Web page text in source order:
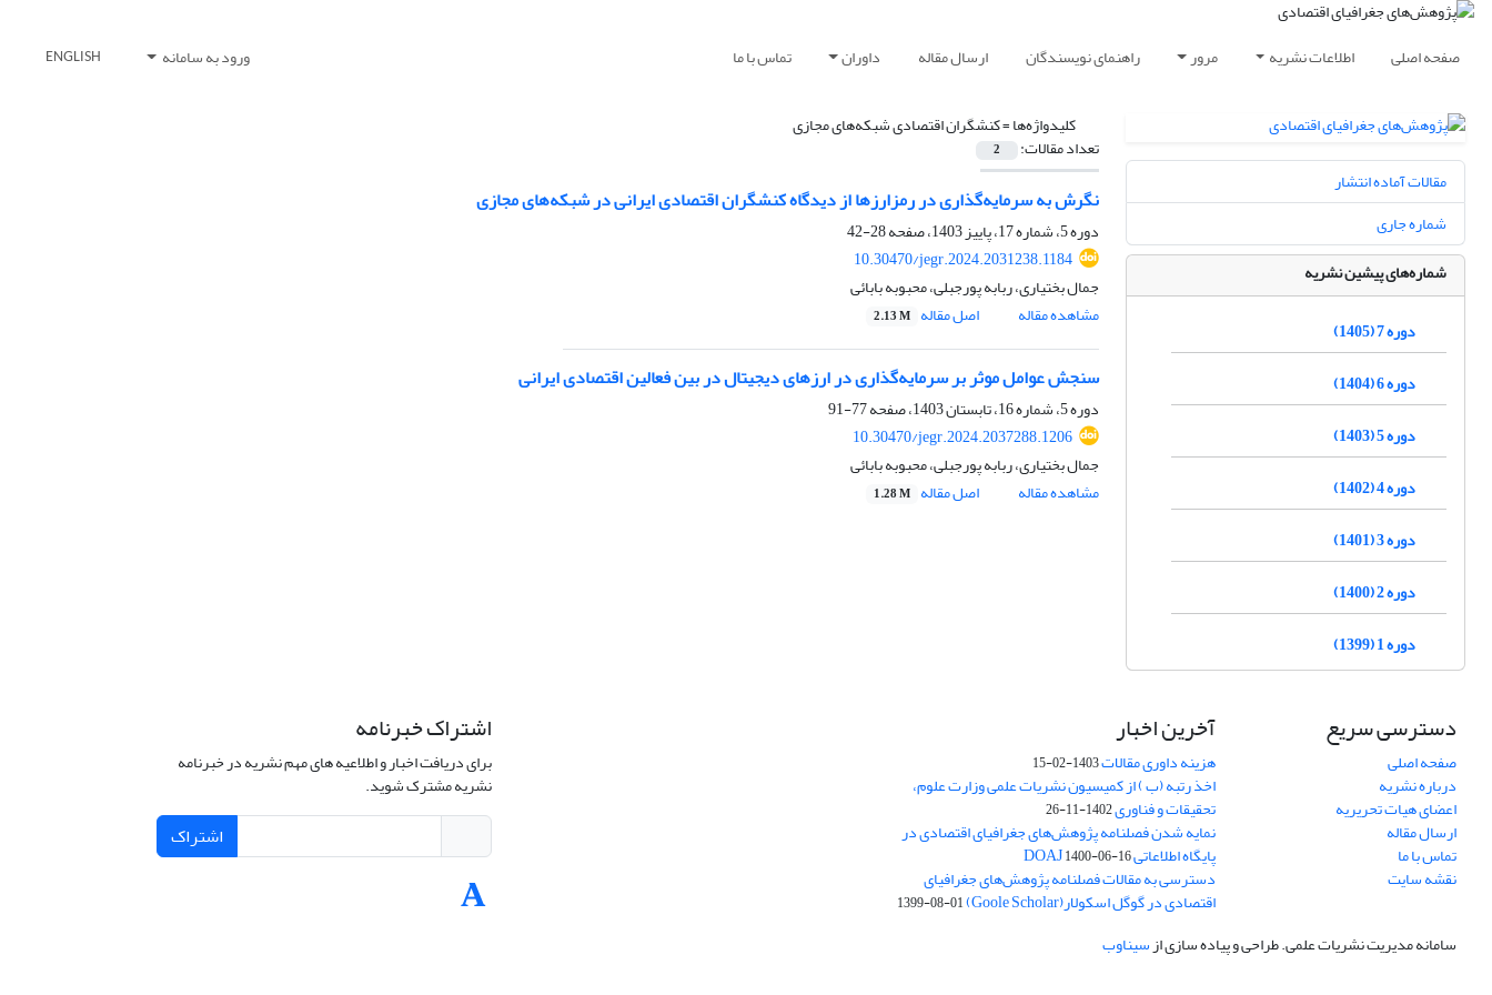
صفحه اصلی اطلاعات نشریه مرور راهنمای نویسندگان ارسال مقاله داوران تماس با ما ورود به سامانه ENGLISH
کلیدواژه‌ها =کنشگران اقتصادی شبکه‌های مجازی
تعداد مقالات: 2
نگرش به سرمایه‌گذاری در رمزارزها از دیدگاه کنشگران اقتصادی ایرانی در شبکه‌های مجازی
دوره 5، شماره 17، پاییز 1403، صفحه
28-42
10.30470/jegr.2024.2031238.1184
جمال بختیاری، ربابه پورجبلی، محبوبه بابائی
مشاهده مقاله
اصل مقاله 2.13 M
سنجش عوامل موثر بر سرمایه‌گذاری در ارزهای دیجیتال در بین فعالین اقتصادی ایرانی
دوره 5، شماره 16، تابستان 1403، صفحه
77-91
10.30470/jegr.2024.2037288.1206
جمال بختیاری، ربابه پورجبلی، محبوبه بابائی
مشاهده مقاله
اصل مقاله 1.28 M
مقالات آماده انتشار
شماره جاری
شماره‌های پیشین نشریه
دوره 7 (1405)
دوره 6 (1404)
دوره 5 (1403)
دوره 4 (1402)
دوره 3 (1401)
دوره 2 (1400)
دوره 1 (1399)
دسترسی سریع
صفحه اصلی
درباره نشریه
اعضای هیات تحریریه
ارسال مقاله
تماس با ما
نقشه سایت
آخرین اخبار
هزینه داوری مقالات1403-02-15
اخذ رتبه (ب ) از کمیسیون نشریات علمی وزارت علوم،
تحقیقات و فناوری1402-11-26
نمایه شدن فصلنامه پژوهش‌های جغرافیای اقتصادی در
پایگاه اطلاعاتی DOAJ1400-06-16
دسترسی به مقالات فصلنامه پژوهش‌های جغرافیای
اقتصادی در گوگل اسکولار(Goole Scholar) 1399-08-01
اشتراک خبرنامه
برای دریافت اخبار و اطلاعیه های مهم نشریه در خبرنامه
نشریه مشترک شوید.
اشتراک
سامانه مدیریت نشریات علمی.طراحی و پیاده سازی ازسیناوب